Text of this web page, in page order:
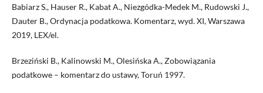
Babiarz S., Hauser R., Kabat A., Niezgódka-Medek M., Rudowski J.,
Dauter B., Ordynacja podatkowa. Komentarz, wyd. XI, Warszawa
2019, LEX/el.
Brzeziński B., Kalinowski M., Olesińska A., Zobowiązania
podatkowe – komentarz do ustawy, Toruń 1997.